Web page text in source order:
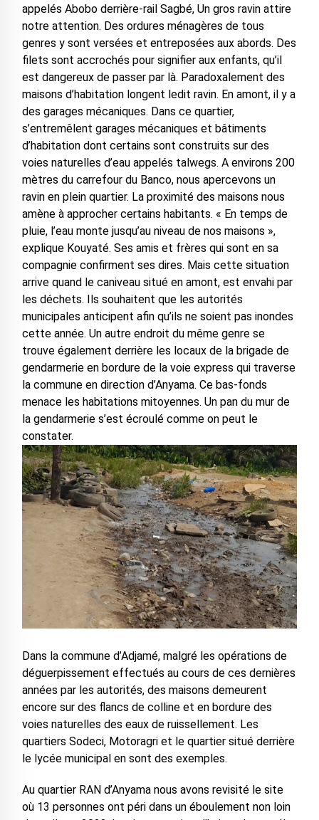
appelés Abobo derrière-rail Sagbé, Un gros ravin attire
notre attention. Des ordures ménagères de tous
genres y sont versées et entreposées aux abords. Des
filets sont accrochés pour signifier aux enfants, qu’il
est dangereux de passer par là. Paradoxalement des
maisons d’habitation longent ledit ravin. En amont, il y a
des garages mécaniques. Dans ce quartier,
s’entremêlent garages mécaniques et bâtiments
d’habitation dont certains sont construits sur des
voies naturelles d’eau appelés talwegs. A environs 200
mètres du carrefour du Banco, nous apercevons un
ravin en plein quartier. La proximité des maisons nous
amène à approcher certains habitants. « En temps de
pluie, l’eau monte jusqu’au niveau de nos maisons »,
explique Kouyaté. Ses amis et frères qui sont en sa
compagnie confirment ses dires. Mais cette situation
arrive quand le caniveau situé en amont, est envahi par
les déchets. Ils souhaitent que les autorités
municipales anticipent afin qu’ils ne soient pas inondes
cette année. Un autre endroit du même genre se
trouve également derrière les locaux de la brigade de
gendarmerie en bordure de la voie express qui traverse
la commune en direction d’Anyama. Ce bas-fonds
menace les habitations mitoyennes. Un pan du mur de
la gendarmerie s’est écroulé comme on peut le
constater.
Dans la commune d’Adjamé, malgré les opérations de
déguerpissement effectués au cours de ces dernières
années par les autorités, des maisons demeurent
encore sur des flancs de colline et en bordure des
voies naturelles des eaux de ruissellement. Les
quartiers Sodeci, Motoragri et le quartier situé derrière
le lycée municipal en sont des exemples.
Au quartier RAN d’Anyama nous avons revisité le site
où 13 personnes ont péri dans un éboulement non loin